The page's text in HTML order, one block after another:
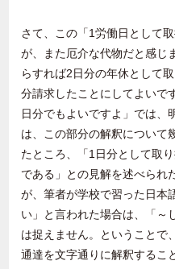
さて、この「1労働日として
が、また厄介な代物だと感じ
らすれば2日分の年休として
分請求したことにしてよいで
日分でもよいですよ」では、
は、この部分の解釈について
たところ、「1日分として取
である」との見解を述べられ
が、筆者が学校で習った日本
い」と言われた場合は、「～
は捉えません。ということで
通達を文字通りに解釈するこ